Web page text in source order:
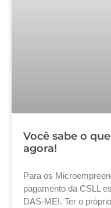
Você sabe o
agora!
Para os
pagamento da CSLL
DAS-MEI. Ter o